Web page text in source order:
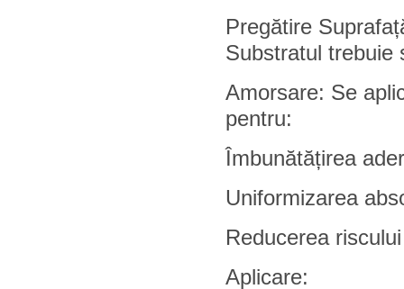
Pregătire
Substratul trebuie
Amorsare: Se
pentru:
Îmbunătățirea
Uniformizarea
Reducerea
Aplicare: